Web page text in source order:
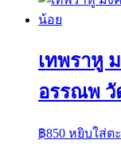
เทพราหู
อรรณพ วั
฿850 หยิบใส่ต